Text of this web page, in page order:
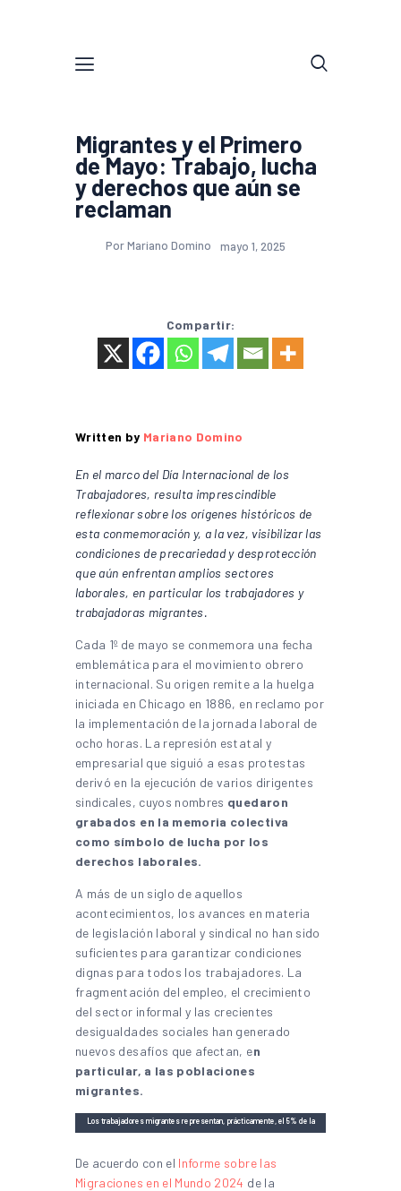
Migrantes y el Primero
de Mayo: Trabajo, lucha
y derechos que aún se
reclaman
Por Mariano Domino mayo 1, 2025
Compartir:
Written by Mariano Domino
En el marco del Día Internacional de los
Trabajadores, resulta imprescindible
reflexionar sobre los orígenes históricos de
esta conmemoración y, a la vez, visibilizar las
condiciones de precariedad y desprotección
que aún enfrentan amplios sectores
laborales, en particular los trabajadores y
trabajadoras migrantes.
Cada 1º de mayo se conmemora una fecha
emblemática para el movimiento obrero
internacional. Su origen remite a la huelga
iniciada en Chicago en 1886, en reclamo por
la implementación de la jornada laboral de
ocho horas. La represión estatal y
empresarial que siguió a esas protestas
derivó en la ejecución de varios dirigentes
sindicales, cuyos nombres quedaron
grabados en la memoria colectiva
como símbolo de lucha por los
derechos laborales.
A más de un siglo de aquellos
acontecimientos, los avances en materia
de legislación laboral y sindical no han sido
suficientes para garantizar condiciones
dignas para todos los trabajadores. La
fragmentación del empleo, el crecimiento
del sector informal y las crecientes
desigualdades sociales han generado
nuevos desafíos que afectan, en
particular, a las poblaciones
migrantes.
Los trabajadores migrantes representan, prácticamente, el 5% de la
De acuerdo con el Informe sobre las
Migraciones en el Mundo 2024 de la